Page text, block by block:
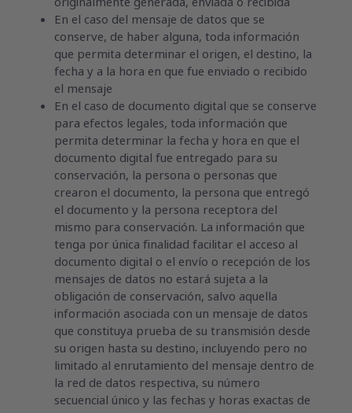
En el caso del mensaje de datos que se
conserve, de haber alguna, toda información
que permita determinar el origen, el destino, la
fecha y a la hora en que fue enviado o recibido
el mensaje
En el caso de documento digital que se conserve
para efectos legales, toda información que
permita determinar la fecha y hora en que el
documento digital fue entregado para su
conservación, la persona o personas que
crearon el documento, la persona que entregó
el documento y la persona receptora del
mismo para conservación. La información que
tenga por única finalidad facilitar el acceso al
documento digital o el envío o recepción de los
mensajes de datos no estará sujeta a la
obligación de conservación, salvo aquella
información asociada con un mensaje de datos
que constituya prueba de su transmisión desde
su origen hasta su destino, incluyendo pero no
limitado al enrutamiento del mensaje dentro de
la red de datos respectiva, su número
secuencial único y las fechas y horas exactas de